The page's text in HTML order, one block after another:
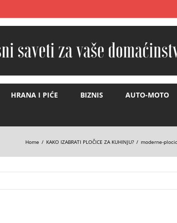
HRANA I PIĆE BIZNIS
AUTO-MOTO
Home KAKO IZABRATI PLOČICE ZA KUHINJU? moderne-